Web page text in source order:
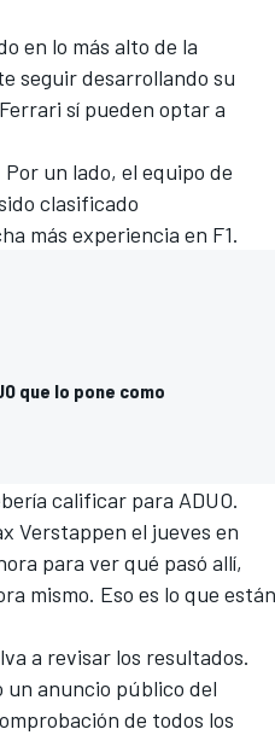
en lo más alto de la
seguir desarrollando su
Ferrari sí pueden optar a
un lado, el equipo de
clasificado
más experiencia en F1.
que lo pone como
calificar para ADUO.
Verstappen el jueves en
para ver qué pasó allí,
mismo. Eso es lo que están
a revisar los resultados.
un anuncio público del
de todos los